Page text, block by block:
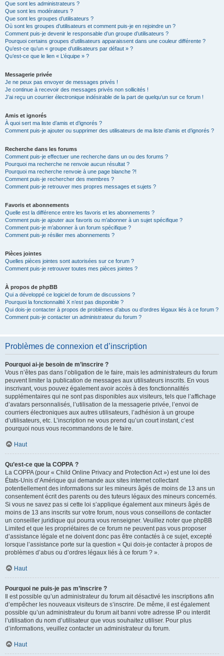
Que sont les administrateurs ?
Que sont les modérateurs ?
Que sont les groupes d’utilisateurs ?
Où sont les groupes d’utilisateurs et comment puis-je en rejoindre un ?
Comment puis-je devenir le responsable d’un groupe d’utilisateurs ?
Pourquoi certains groupes d’utilisateurs apparaissent dans une couleur différente ?
Qu’est-ce qu’un « groupe d’utilisateurs par défaut » ?
Qu’est-ce que le lien « L’équipe » ?
Messagerie privée
Je ne peux pas envoyer de messages privés !
Je continue à recevoir des messages privés non sollicités !
J’ai reçu un courrier électronique indésirable de la part de quelqu’un sur ce forum !
Amis et ignorés
À quoi sert ma liste d’amis et d’ignorés ?
Comment puis-je ajouter ou supprimer des utilisateurs de ma liste d’amis et d’ignorés ?
Recherche dans les forums
Comment puis-je effectuer une recherche dans un ou des forums ?
Pourquoi ma recherche ne renvoie aucun résultat ?
Pourquoi ma recherche renvoie à une page blanche ?!
Comment puis-je rechercher des membres ?
Comment puis-je retrouver mes propres messages et sujets ?
Favoris et abonnements
Quelle est la différence entre les favoris et les abonnements ?
Comment puis-je ajouter aux favoris ou m’abonner à un sujet spécifique ?
Comment puis-je m’abonner à un forum spécifique ?
Comment puis-je résilier mes abonnements ?
Pièces jointes
Quelles pièces jointes sont autorisées sur ce forum ?
Comment puis-je retrouver toutes mes pièces jointes ?
À propos de phpBB
Qui a développé ce logiciel de forum de discussions ?
Pourquoi la fonctionnalité X n’est pas disponible ?
Qui dois-je contacter à propos de problèmes d’abus ou d’ordres légaux liés à ce forum ?
Comment puis-je contacter un administrateur du forum ?
Problèmes de connexion et d’inscription
Pourquoi ai-je besoin de m’inscrire ?
Vous n’êtes pas dans l’obligation de le faire, mais les administrateurs du forum
peuvent limiter la publication de messages aux utilisateurs inscrits. En vous
inscrivant, vous pouvez également avoir accès à des fonctionnalités
supplémentaires qui ne sont pas disponibles aux visiteurs, tels que l’affichage
d’avatars personnalisés, l’utilisation de la messagerie privée, l’envoi de
courriers électroniques aux autres utilisateurs, l’adhésion à un groupe
d’utilisateurs, etc. L’inscription ne vous prend qu’un court instant, c’est
pourquoi nous vous recommandons de le faire.
Haut
Qu’est-ce que la COPPA ?
La COPPA (pour « Child Online Privacy and Protection Act ») est une loi des
États-Unis d’Amérique qui demande aux sites internet collectant
potentiellement des informations sur les mineurs âgés de moins de 13 ans un
consentement écrit des parents ou des tuteurs légaux des mineurs concernés.
Si vous ne savez pas si cette loi s’applique également aux mineurs âgés de
moins de 13 ans inscrits sur votre forum, nous vous conseillons de contacter
un conseiller juridique qui pourra vous renseigner. Veuillez noter que phpBB
Limited et que les propriétaires de ce forum ne peuvent pas vous proposer
d’assistance légale et ne doivent donc pas être contactés à ce sujet, excepté
lorsque l’assistance porte sur la question « Qui dois-je contacter à propos de
problèmes d’abus ou d’ordres légaux liés à ce forum ? ».
Haut
Pourquoi ne puis-je pas m’inscrire ?
Il est possible qu’un administrateur du forum ait désactivé les inscriptions afin
d’empêcher les nouveaux visiteurs de s’inscrire. De même, il est également
possible qu’un administrateur du forum ait banni votre adresse IP ou interdit
l’utilisation du nom d’utilisateur que vous souhaitez utiliser. Pour plus
d’informations, veuillez contacter un administrateur du forum.
Haut